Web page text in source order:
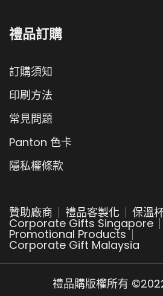
禮品訂購
訂購須知
印刷方法
常見問題
Panton 色卡
隱私權條款
贊助廠商 禮品客製化 保溫
Corporate Gifts Singapore
Promotional Products
Corporate Gift Malaysia
禮品購版權所有